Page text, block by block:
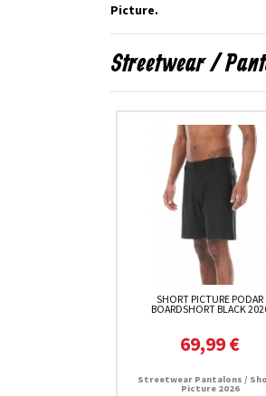
Picture.
Streetwear /
SHORT PICTURE PODAR
BOARDSHORT BLACK
69,99 €
Streetwear Pantalons /
Picture 2026